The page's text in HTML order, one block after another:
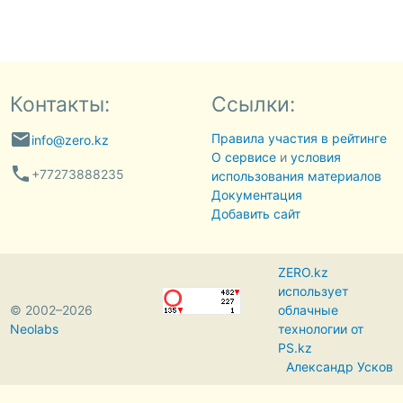
Контакты:
emailinfo@zero.kz
phone +77273888235
Ссылки:
Правила участия в рейтинге
О сервисеи условия
использования материалов
Документация
Добавить сайт
© 2002–2026
Neolabs
ZERO.kz
использует
облачные
технологии от
PS.kz
Александр Усков